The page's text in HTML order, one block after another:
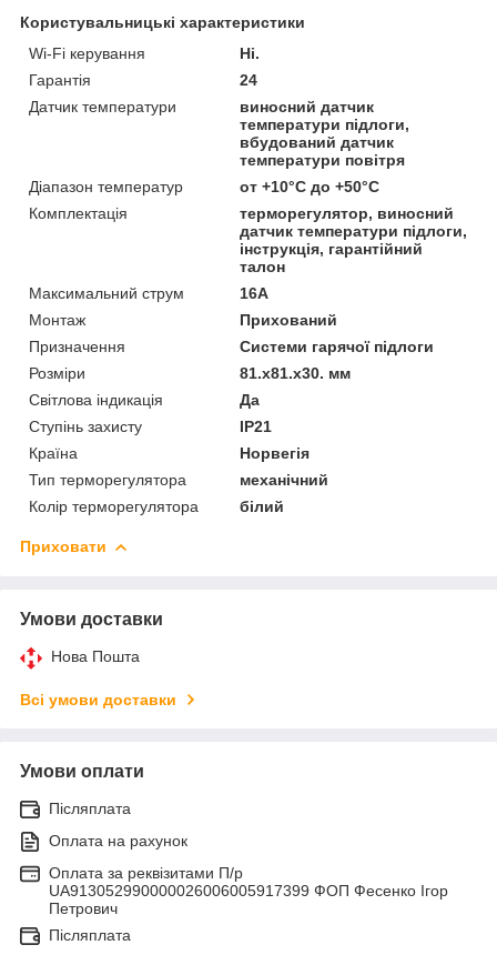
Користувальницькі характеристики
Wi-Fi керування
Ні.
Гарантія
24
Датчик температури
виносний датчик
температури підлоги,
вбудований датчик
температури повітря
Діапазон температур
от +10°C до +50°C
Комплектація
терморегулятор, виносний
датчик температури підлоги,
інструкція, гарантійний
талон
Максимальний струм
16А
Монтаж
Прихований
Призначення
Системи гарячої підлоги
Розміри
81.х81.х30. мм
Світлова індикація
Да
Ступінь захисту
IP21
Країна
Норвегія
Тип терморегулятора
механічний
Колір терморегулятора
білий
Приховати
Умови доставки
Нова Пошта
Всі умови доставки
Умови оплати
Післяплата
Оплата на рахунок
Оплата за реквізитами П/р
UA913052990000026006005917399 ФОП Фесенко Ігор
Петрович
Післяплата